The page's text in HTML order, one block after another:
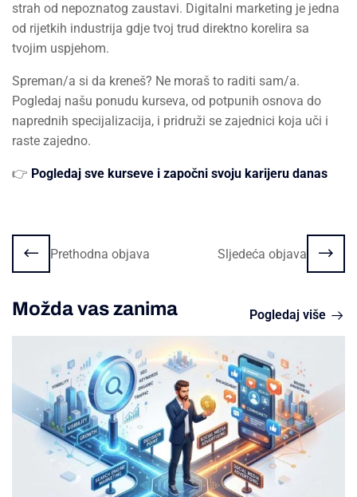
strah od nepoznatog zaustavi. Digitalni marketing je jedna
od rijetkih industrija gdje tvoj trud direktno korelira sa
tvojim uspjehom.
Spreman/a si da kreneš? Ne moraš to raditi sam/a.
Pogledaj našu ponudu kurseva, od potpunih osnova do
naprednih specijalizacija, i pridruži se zajednici koja uči i
raste zajedno.
👉 Pogledaj sve kurseve i započni svoju karijeru danas
Prethodna objava Sljedeća objava
Možda vas zanima Pogledaj više